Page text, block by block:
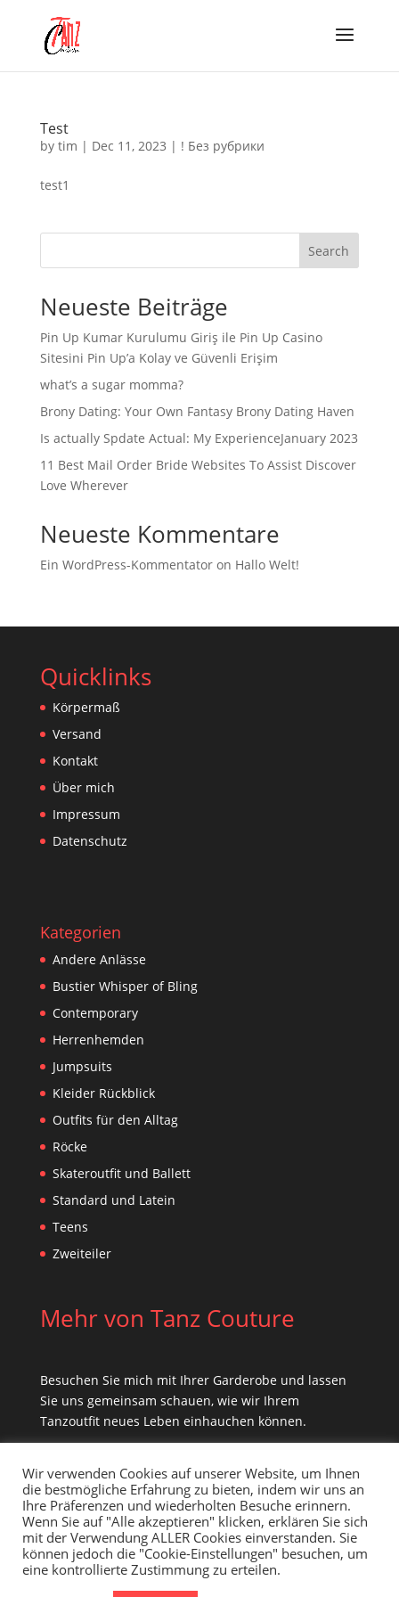
Test
by tim | Dec 11, 2023 | ! Без рубрики
test1
Search
Neueste Beiträge
Pin Up Kumar Kurulumu Giriş ile Pin Up Casino
Sitesini Pin Up’a Kolay ve Güvenli Erişim
what’s a sugar momma?
Brony Dating: Your Own Fantasy Brony Dating Haven
Is actually Spdate Actual: My ExperienceJanuary 2023
11 Best Mail Order Bride Websites To Assist Discover
Love Wherever
Neueste Kommentare
Ein WordPress-Kommentatoron Hallo Welt!
Quicklinks
Körpermaß
Versand
Kontakt
Über mich
Impressum
Datenschutz
Kategorien
Andere Anlässe
Bustier Whisper of Bling
Contemporary
Herrenhemden
Jumpsuits
Kleider Rückblick
Outfits für den Alltag
Röcke
Skateroutfit und Ballett
Standard und Latein
Teens
Zweiteiler
Mehr von Tanz Couture
Besuchen Sie mich mit Ihrer Garderobe und lassen
Sie uns gemeinsam schauen, wie wir Ihrem
Tanzoutfit neues Leben einhauchen können.
Wir verwenden Cookies auf unserer Website, um Ihnen
die bestmögliche Erfahrung zu bieten, indem wir uns an
Ihre Präferenzen und wiederholten Besuche erinnern.
Wenn Sie auf "Alle akzeptieren" klicken, erklären Sie sich
mit der Verwendung ALLER Cookies einverstanden. Sie
können jedoch die "Cookie-Einstellungen" besuchen, um
eine kontrollierte Zustimmung zu erteilen.